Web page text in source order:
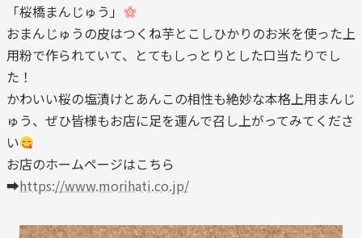
「桜橋まんじゅう」
おまんじゅうの皮はつくね芋とこしひかりのお米を使った上
用粉で作られていて、とてもしっとりとした口当たりでし
た！
かわいい桜の塩漬けとあんこの相性も絶妙な本格上用まんじ
ゅう、ぜひ皆様もお店に足を運んで召し上がってみてくださ
い
お店のホームページはこちら
➡https://www.morihati.co.jp/